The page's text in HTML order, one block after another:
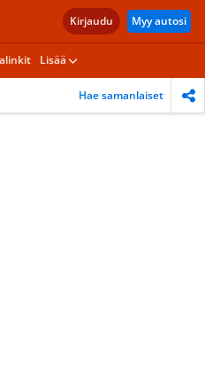
Kirjaudu Myy autosi
Lisää
Hae samanlaiset